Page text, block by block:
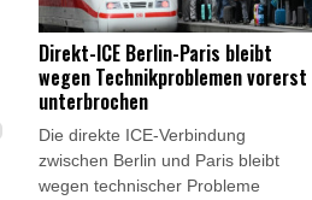
Integrität des digitalen Raums zu
wahren, insbesondere in
Krisensituationen", erklärte
Virkkunen am Freitagabend im
Onlinedienst X. "Die Überwachung
muss verstärkt und die
Zusammenarbeit mit Faktenprüfern
gefestigt werden."
Direkt-ICE Berlin-Paris bleibt
wegen Technikproblemen vorerst
unterbrochen
Die direkte ICE-Verbindung
zwischen Berlin und Paris bleibt
wegen technischer Probleme